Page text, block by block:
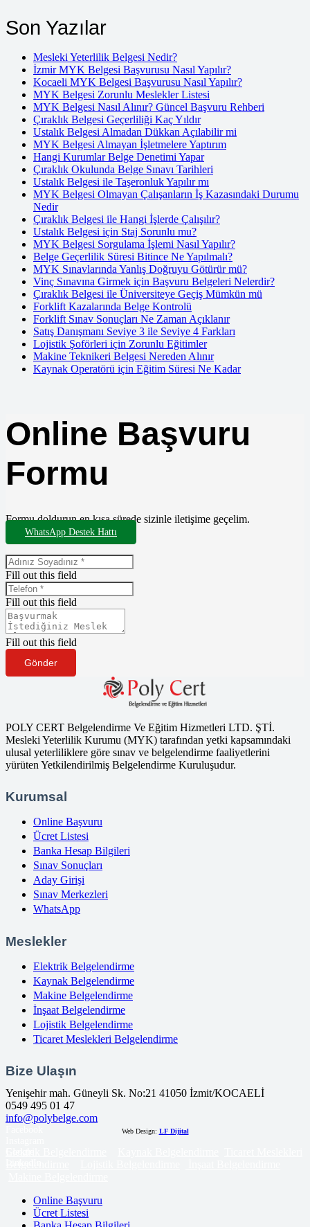
Son Yazılar
Mesleki Yeterlilik Belgesi Nedir?
İzmir MYK Belgesi Başvurusu Nasıl Yapılır?
Kocaeli MYK Belgesi Başvurusu Nasıl Yapılır?
MYK Belgesi Zorunlu Meslekler Listesi
MYK Belgesi Nasıl Alınır? Güncel Başvuru Rehberi
Çıraklık Belgesi Geçerliliği Kaç Yıldır
Ustalık Belgesi Almadan Dükkan Açılabilir mi
MYK Belgesi Almayan İşletmelere Yaptırım
Hangi Kurumlar Belge Denetimi Yapar
Çıraklık Okulunda Belge Sınavı Tarihleri
Ustalık Belgesi ile Taşeronluk Yapılır mı
MYK Belgesi Olmayan Çalışanların İş Kazasındaki Durumu
Nedir
Çıraklık Belgesi ile Hangi İşlerde Çalışılır?
Ustalık Belgesi için Staj Sorunlu mu?
MYK Belgesi Sorgulama İşlemi Nasıl Yapılır?
Belge Geçerlilik Süresi Bitince Ne Yapılmalı?
MYK Sınavlarında Yanlış Doğruyu Götürür mü?
Vinç Sınavına Girmek için Başvuru Belgeleri Nelerdir?
Çıraklık Belgesi ile Üniversiteye Geçiş Mümkün mü
Forklift Kazalarında Belge Kontrolü
Forklift Sınav Sonuçları Ne Zaman Açıklanır
Satış Danışmanı Seviye 3 ile Seviye 4 Farkları
Lojistik Şoförleri için Zorunlu Eğitimler
Makine Teknikeri Belgesi Nereden Alınır
Kaynak Operatörü için Eğitim Süresi Ne Kadar
Online Başvuru
Formu
Formu doldurun en kısa sürede sizinle iletişime geçelim.
WhatsApp Destek Hattı
Fill out this field
Fill out this field
Fill out this field
Gönder
POLY CERT Belgelendirme Ve Eğitim Hizmetleri LTD. ŞTİ.
Mesleki Yeterlilik Kurumu (MYK) tarafından yetki kapsamındaki
ulusal yeterliliklere göre sınav ve belgelendirme faaliyetlerini
yürüten Yetkilendirilmiş Belgelendirme Kuruluşudur.
Kurumsal
Online Başvuru
Ücret Listesi
Banka Hesap Bilgileri
Sınav Sonuçları
Aday Girişi
Sınav Merkezleri
WhatsApp
Meslekler
Elektrik Belgelendirme
Kaynak Belgelendirme
Makine Belgelendirme
İnşaat Belgelendirme
Lojistik Belgelendirme
Ticaret Meslekleri Belgelendirme
Bize Ulaşın
Yenişehir mah. Güneyli Sk. No:21 41050 İzmit/KOCAELİ
0549 495 01 47
info@polybelge.com
Web Design: LF Dijital
Online Başvuru
Ücret Listesi